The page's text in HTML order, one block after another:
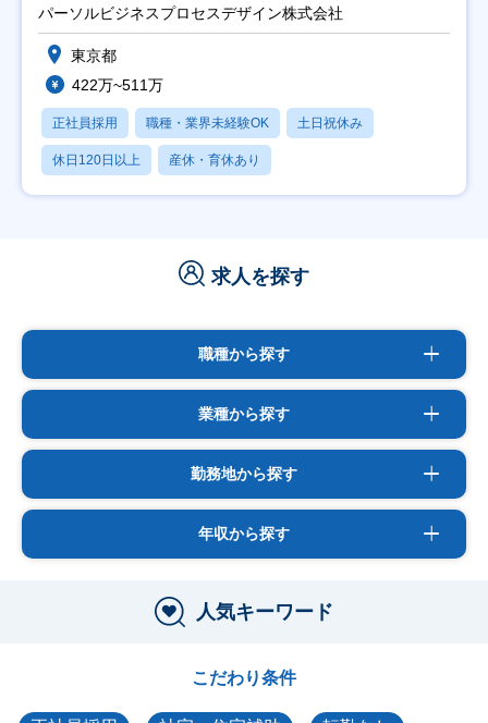
パーソルビジネスプロセスデザイン株式会社
東京都
422万~511万
正社員採用 職種・業界未経験OK 土日祝休み
休日120日以上 産休・育休あり
求人を探す
職種から探す
業種から探す
勤務地から探す
年収から探す
人気キーワード
こだわり条件